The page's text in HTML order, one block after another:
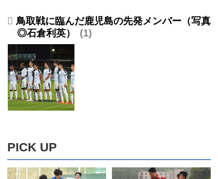
鳥取戦に臨んだ鹿児島の先発メンバー（写真
◎石倉利英）
1
PICK UP